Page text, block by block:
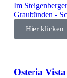
Im
Graubünden -
Hier klicken
Osteria Vista